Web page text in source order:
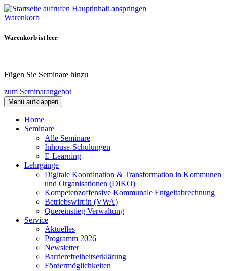
Hauptinhalt anspringen
Warenkorb
Warenkorb ist leer
Fügen Sie Seminare hinzu
zum Seminarangebot
Menü aufklappen
Home
Seminare
Alle Seminare
Inhouse-Schulungen
E-Learning
Lehrgänge
Digitale Koordination & Transformation in Kommunen
und Organisationen (DIKO)
Kompetenzoffensive Kommunale Entgeltabrechnung
Betriebswirt:in (VWA)
Quereinstieg Verwaltung
Service
Aktuelles
Programm 2026
Newsletter
Barrierefreiheitserklärung
Fördermöglichkeiten